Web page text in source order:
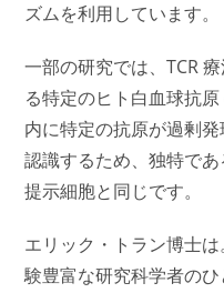
ズムを利用しています。
一部の研究では、TCR
る特定のヒト白血球抗
内に特定の抗原が過剰
認識するため、独特で
提示細胞と同じです。
エリック・トラン博士
験豊富な研究科学者の